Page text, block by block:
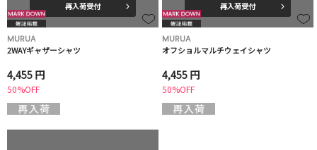
再入荷受付
MURUA
2WAYギャザーシャツ
4,455 円
50%OFF
再入荷受付
MURUA
オフショルマルチウェイシャツ
4,455 円
50%OFF